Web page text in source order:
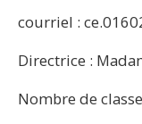
courriel :
Directrice :
Nombre de